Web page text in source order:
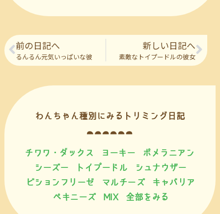
前の日記へ
るんるん元気いっぱいな彼
新しい日記へ
素敵なトイプードルの彼女
わんちゃん種別にみるトリミング日記
チワワ・ダックス ヨーキー
ポメラニアン
シーズー
トイプードル
シュナウザー
ビションフリーゼ
マルチーズ
キャバリア
ペキニーズ
MIX 全部をみる